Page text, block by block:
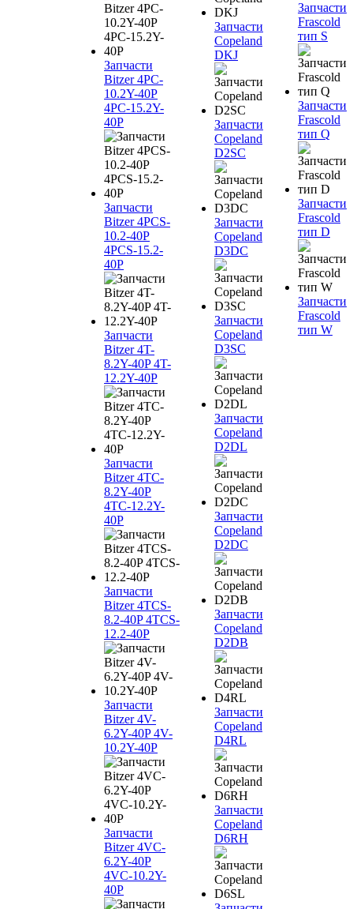
Запчасти
Bitzer 4PC-
10.2Y-40P
4PC-15.2Y-
40P
Запчасти
Bitzer 4PCS-
10.2-40P
4PCS-15.2-
40P
Запчасти
Bitzer 4T-
8.2Y-40P 4T-
12.2Y-40P
Запчасти
Bitzer 4TC-
8.2Y-40P
4TC-12.2Y-
40P
Запчасти
Bitzer 4TCS-
8.2-40P 4TCS-
12.2-40P
Запчасти
Bitzer 4V-
6.2Y-40P 4V-
10.2Y-40P
Запчасти
Bitzer 4VC-
6.2Y-40P
4VC-10.2Y-
40P
Запчасти
Copeland
DKJ
Запчасти
Copeland
D2SC
Запчасти
Copeland
D3DC
Запчасти
Copeland
D3SC
Запчасти
Copeland
D2DL
Запчасти
Copeland
D2DC
Запчасти
Copeland
D2DB
Запчасти
Copeland
D4RL
Запчасти
Copeland
D6RH
Запчасти
Frascold
тип S
Запчасти
Frascold
тип Q
Запчасти
Frascold
тип D
Запчасти
Frascold
тип W